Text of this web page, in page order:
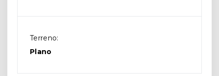
Terreno:
Plano